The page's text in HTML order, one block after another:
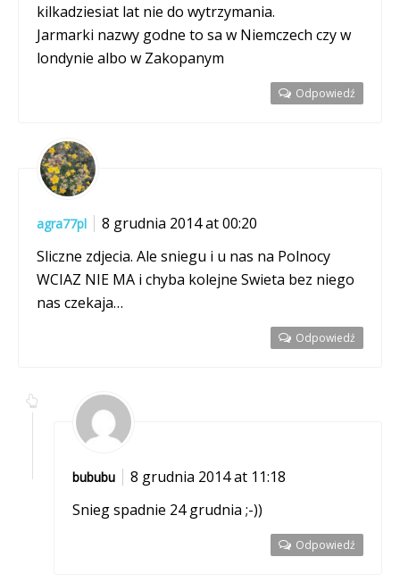
kilkadziesiat lat nie do wytrzymania.
Jarmarki nazwy godne to sa w Niemczech czy w
londynie albo w Zakopanym
Odpowiedź
agra77pl
8 grudnia 2014 at 00:20
Sliczne zdjecia. Ale sniegu i u nas na Polnocy
WCIAZ NIE MA i chyba kolejne Swieta bez niego
nas czekaja…
Odpowiedź
bububu
8 grudnia 2014 at 11:18
Snieg spadnie 24 grudnia ;-))
Odpowiedź